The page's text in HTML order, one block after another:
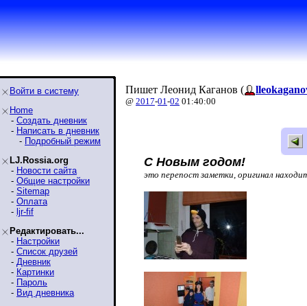
Войти в систему
Home
- Создать дневник
- Написать в дневник
- Подробный режим
LJ.Rossia.org
- Новости сайта
- Общие настройки
- Sitemap
- Оплата
- ljr-fif
Редактировать...
- Настройки
- Список друзей
- Дневник
- Картинки
- Пароль
- Вид дневника
Пишет Леонид Каганов (
@ 2017-01-02 01:40:00
С Новым годом!
это перепост заметки, оригинал